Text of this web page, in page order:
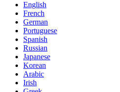
English
French
German
Portuguese
Spanish
Russian
Japanese
Korean
Arabic
Irish